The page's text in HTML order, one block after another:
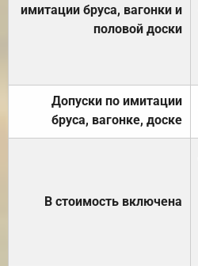
имитации бруса, вагонки и
половой доски
Допуски по имитации
бруса, вагонке, доске
В стоимость включена